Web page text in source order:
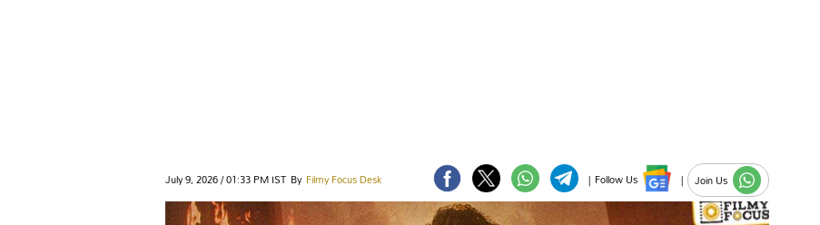
July 9, 2026 / 01:33 PM IST By Filmy Focus Desk | Follow Us | Join Us